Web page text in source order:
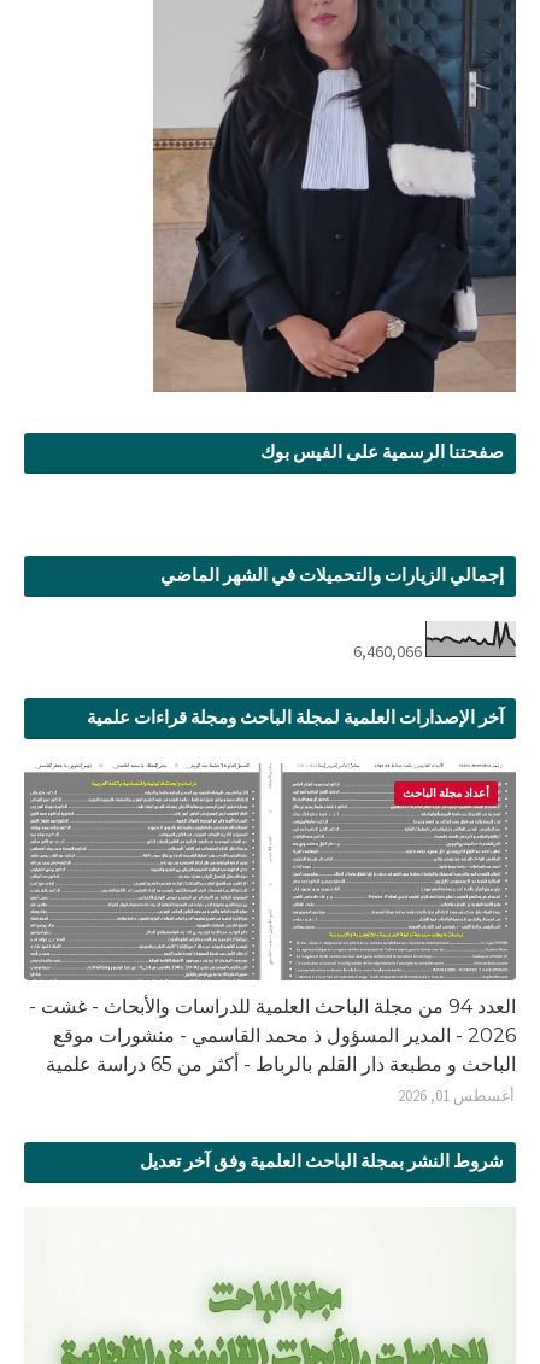
صفحتنا الرسمية على الفيس بوك
إجمالي الزيارات والتحميلات في الشهر الماضي
6,460,066
آخر الإصدارات العلمية لمجلة الباحث ومجلة قراءات علمية
أعداد مجلة الباحث
العدد 94 من مجلة الباحث العلمية للدراسات والأبحاث - غشت -
2026 - المدير المسؤول ذ محمد القاسمي - منشورات موقع
الباحث و مطبعة دار القلم بالرباط - أكثر من 65 دراسة علمية
أغسطس 01, 2026
شروط النشر بمجلة الباحث العلمية وفق آخر تعديل